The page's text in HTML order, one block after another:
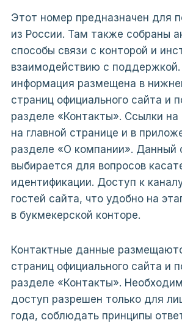
Этот номер предназначен для
из России. Там также собраны
способы связи с конторой и
взаимодействию с поддержкой.
информация размещена в
страниц официального сайта и
разделе «Контакты». Ссылки на
на главной странице и в
разделе «О компании». Данный
выбирается для вопросов
идентификации. Доступ к
гостей сайта, что удобно на
в букмекерской конторе.
Контактные данные
страниц официального сайта и
разделе «Контакты».
доступ разрешен только для
года, соблюдать принципы